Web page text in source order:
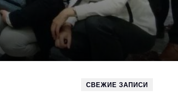
СВЕЖИЕ ЗАПИСИ